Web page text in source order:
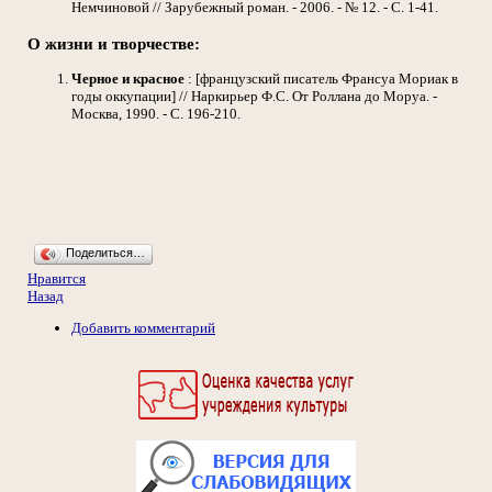
Немчиновой // Зарубежный роман. - 2006. - № 12. - С. 1-41.
О жизни и творчестве:
Черное и красное : [французский писатель Франсуа Мориак в
годы оккупации] // Наркирьер Ф.С. От Роллана до Моруа. -
Москва, 1990. - С. 196-210.
Поделиться…
Нравится
Назад
Добавить комментарий